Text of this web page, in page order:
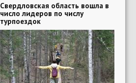
Свердловская область вошла в
число лидеров по числу
турпоездок